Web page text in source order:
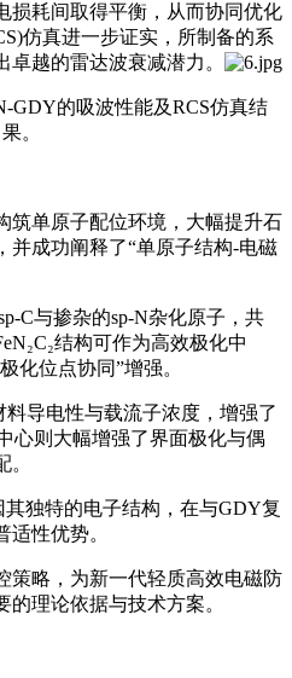
损耗间取得平衡，从而协同优化
)仿真进一步证实，所制备的系
越的雷达波衰减潜力。
的吸波性能及RCS仿真结
果。
筑单原子配位环境，大幅提升石
并成功阐释了“单原子结构-电磁
与掺杂的sp‑N杂化原子，共
结构可作为高效极化中
化位点协同”增强。
导电性与载流子浓度，增强了
心则大幅增强了界面极化与偶
独特的电子结构，在与GDY复
性优势。
策略，为新一代轻质高效电磁防
理论依据与技术方案。